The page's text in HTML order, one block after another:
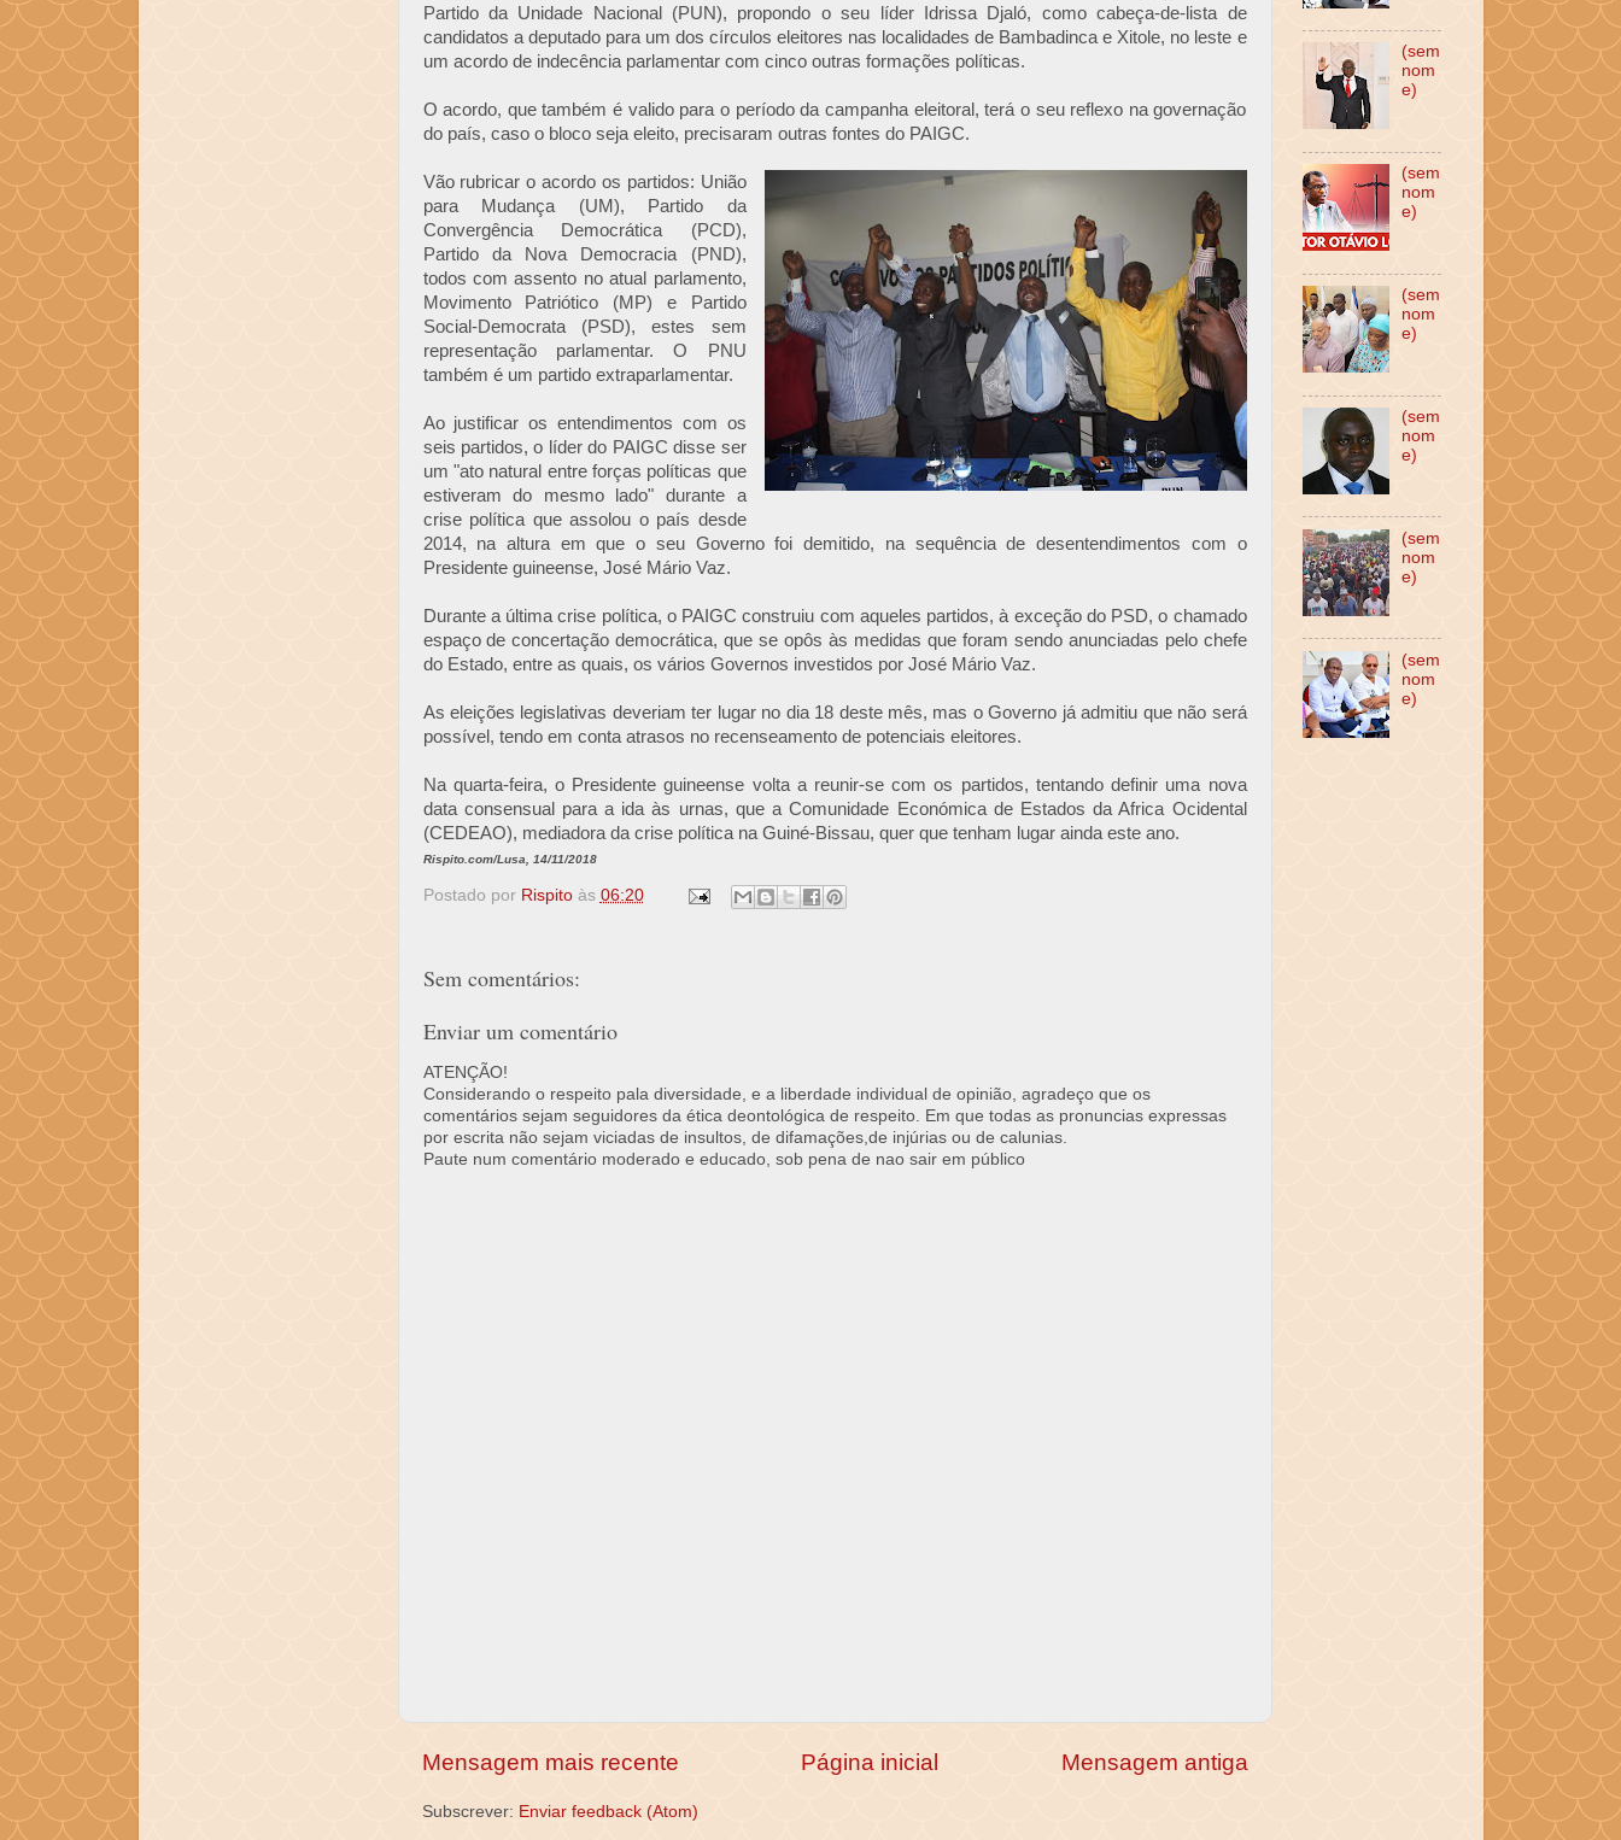
Partido da Unidade Nacional (PUN), propondo o seu líder Idrissa Djaló, como cabeça-de-lista de
candidatos a deputado para um dos círculos eleitores nas localidades de Bambadinca e Xitole, no leste e
um acordo de indecência parlamentar com cinco outras formações políticas.
O acordo, que também é valido para o período da campanha eleitoral, terá o seu reflexo na governação
do país, caso o bloco seja eleito, precisaram outras fontes do PAIGC.
Vão rubricar o acordo os partidos: União
para Mudança (UM), Partido da
ConvergênciaDemocrática (PCD),
Partido da Nova Democracia (PND),
todos com assento no atual parlamento,
Movimento Patriótico (MP) e Partido
Social-Democrata (PSD), estes sem
representação parlamentar. O PNU
também é um partido extraparlamentar.
Ao justificar os entendimentos com os
seis partidos, o líder do PAIGC disse ser
um "ato natural entre forças políticas que
estiveram do mesmo lado" durante a
crise política que assolou o país desde
2014, na altura em que o seu Governo foi demitido, na sequência de desentendimentos com o
Presidente guineense, José Mário Vaz.
Durante a última crise política, o PAIGC construiu com aqueles partidos, à exceção do PSD, o chamado
espaço de concertação democrática, que se opôs às medidas que foram sendo anunciadas pelo chefe
do Estado, entre as quais, os vários Governos investidos por José Mário Vaz.
As eleições legislativas deveriam ter lugar no dia 18 deste mês, mas o Governo já admitiu que não será
possível, tendo em conta atrasos no recenseamento de potenciais eleitores.
Na quarta-feira, o Presidente guineense volta a reunir-se com os partidos, tentando definir uma nova
data consensual para a ida às urnas, que a Comunidade Económica de Estados da Africa Ocidental
(CEDEAO), mediadora da crise política na Guiné-Bissau, quer que tenham lugar ainda este ano.
Rispito.com/Lusa, 14/11/2018
Postado por Rispito às 06:20
Sem comentários:
Enviar um comentário
ATENÇÃO!
Considerando o respeito pala diversidade, e a liberdade individual de opinião, agradeço que os
comentários sejam seguidores da ética deontológica de respeito. Em que todas as pronuncias expressas
por escrita não sejam viciadas de insultos, de difamações,de injúrias ou de calunias.
Paute num comentário moderado e educado, sob pena de nao sair em público
Mensagem mais recente Mensagem antiga
Página inicial
Subscrever: Enviar feedback (Atom)
(sem
nom
e)
(sem
nom
e)
(sem
nom
e)
(sem
nom
e)
(sem
nom
e)
(sem
nom
e)